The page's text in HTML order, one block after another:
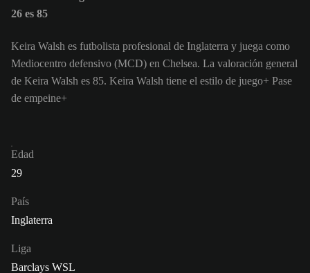
26 es 85
Keira Walsh es futbolista profesional de Inglaterra y juega como
Mediocentro defensivo (MCD) en Chelsea. La valoración general
de Keira Walsh es 85. Keira Walsh tiene el estilo de juego+ Pase
de empeine+
Edad
29
País
Inglaterra
Liga
Barclays WSL